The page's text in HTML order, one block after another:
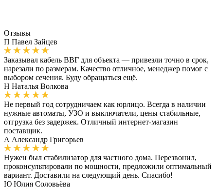
Отзывы
П Павел Зайцев
Заказывал кабель ВВГ для объекта — привезли точно в срок,
нарезали по размерам. Качество отличное, менеджер помог с
выбором сечения. Буду обращаться ещё.
Н Наталья Волкова
Не первый год сотрудничаем как юрлицо. Всегда в наличии
нужные автоматы, УЗО и выключатели, цены стабильные,
отгрузка без задержек. Отличный интернет-магазин
поставщик.
А Александр Григорьев
Нужен был стабилизатор для частного дома. Перезвонил,
проконсультировали по мощности, предложили оптимальный
вариант. Доставили на следующий день. Спасибо!
Ю Юлия Соловьёва